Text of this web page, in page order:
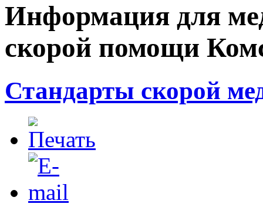
Информация для
скорой помощи
Стандарты скорой